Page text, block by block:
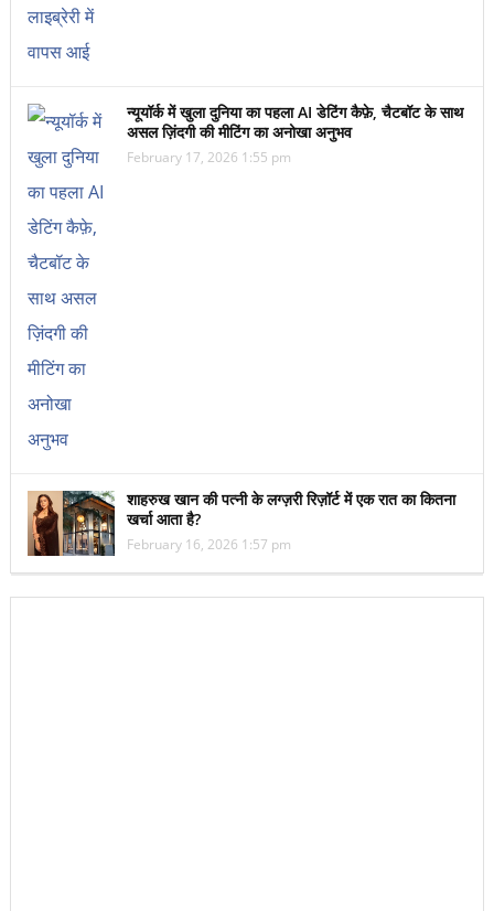
न्यूयॉर्क में खुला दुनिया का पहला AI डेटिंग कैफ़े, चैटबॉट के साथ
असल ज़िंदगी की मीटिंग का अनोखा अनुभव
February 17, 2026 1:55 pm
शाहरुख खान की पत्नी के लग्ज़री रिज़ॉर्ट में एक रात का कितना
खर्चा आता है?
February 16, 2026 1:57 pm